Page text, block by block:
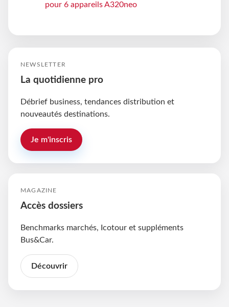
pour 6 appareils A320neo
NEWSLETTER
La quotidienne pro
Débrief business, tendances distribution et
nouveautés destinations.
Je m'inscris
MAGAZINE
Accès dossiers
Benchmarks marchés, Icotour et suppléments
Bus&Car.
Découvrir